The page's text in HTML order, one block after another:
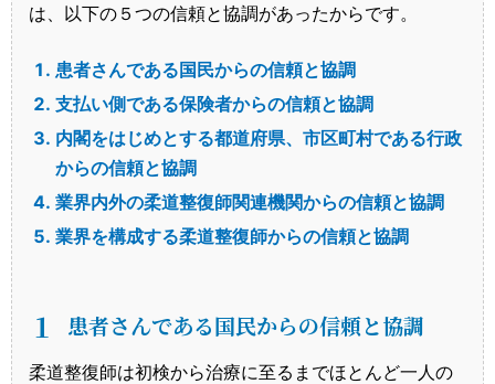
は、以下の５つの信頼と協調があったからです。
患者さんである国民からの信頼と協調
支払い側である保険者からの信頼と協調
内閣をはじめとする都道府県、市区町村である行政
からの信頼と協調
業界内外の柔道整復師関連機関からの信頼と協調
業界を構成する柔道整復師からの信頼と協調
１ 患者さんである国民からの信頼と協調
柔道整復師は初検から治療に至るまでほとんど一人の